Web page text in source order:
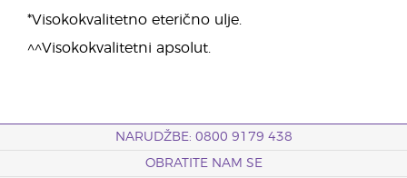
*Visokokvalitetno eterično ulje.
^^Visokokvalitetni apsolut.
NARUDŽBE: 0800 9179 438
OBRATITE NAM SE